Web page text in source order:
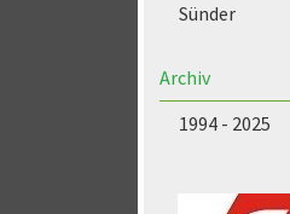
Sünder
Archiv
1994 - 2025